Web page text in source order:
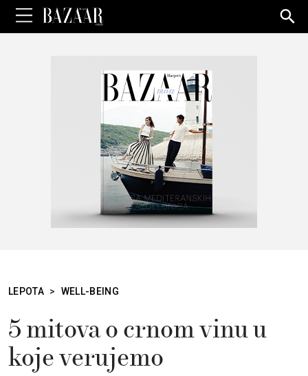
for:
LEPOTA > WELL-BEING
5 mitova o crnom vinu u
koje verujemo